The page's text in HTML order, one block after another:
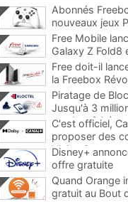
Abonnés
nouveaux jeux
Free Mobile
Galaxy Z Fold8
promos et des
Free doit-il
la Freebox
Piratage de
Jusqu'à 3
auraient fuité
C'est officiel,
proposer des
Vision 2
Disney+
offre gratuite
Quand Orange
gratuit au Bout